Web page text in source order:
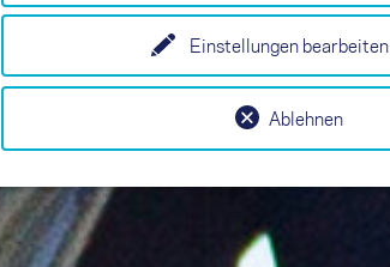
Einstellungen bearbeiten
Ablehnen